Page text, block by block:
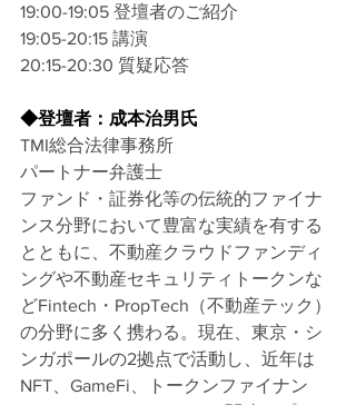
19:00-19:05 登壇者のご紹介
19:05-20:15 講演
20:15-20:30 質疑応答
◆登壇者：成本治男氏
TMI総合法律事務所
パートナー弁護士
ファンド・証券化等の伝統的ファイナ
ンス分野において豊富な実績を有する
とともに、不動産クラウドファンディ
ングや不動産セキュリティトークンな
どFintech・PropTech（不動産テック）
の分野に多く携わる。現在、東京・シ
ンガポールの2拠点で活動し、近年は
NFT、GameFi、トークンファイナン